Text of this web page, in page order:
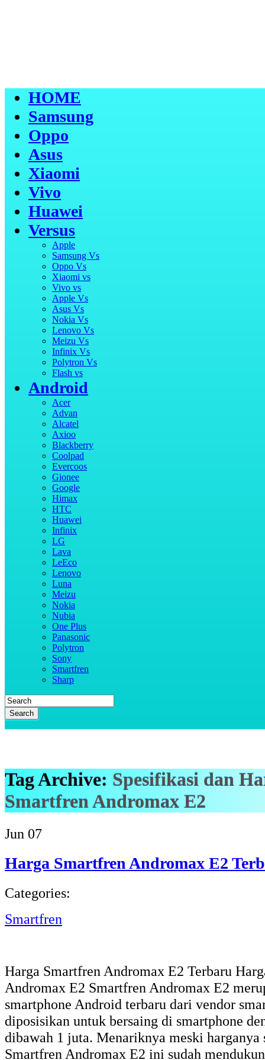
HOME
Samsung
Oppo
Asus
Xiaomi
Vivo
Huawei
Versus
Apple
Samsung Vs
Oppo Vs
Xiaomi vs
Vivo vs
Apple Vs
Asus Vs
Nokia Vs
Lenovo Vs
Meizu Vs
Infinix Vs
Polytron Vs
Flash vs
Android
Acer
Advan
Alcatel
Axioo
Blackberry
Coolpad
Evercoos
Gionee
Google
Himax
HTC
Huawei
Infinix
LG
Lava
LeEco
Lenovo
Luna
Meizu
Nokia
Nubia
One Plus
Panasonic
Polytron
Sony
Smartfren
Sharp
Search
Tag Archive: Spesifikasi dan
Smartfren Andromax E2
Jun 07
Harga Smartfren Andromax E2
Categories:
Smartfren
Harga Smartfren Andromax E2 Terbaru
Andromax E2 Smartfren Andromax E2
smartphone Android terbaru dari vendor
diposisikan untuk bersaing di smartphone
dibawah 1 juta. Menariknya meski harganya
Smartfren Andromax E2 ini sudah